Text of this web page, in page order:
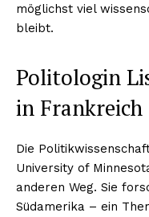
möglichst viel
bleibt.
Politologin
in Frankreich
Die
University of
anderen Weg. Sie
Südamerika – ein